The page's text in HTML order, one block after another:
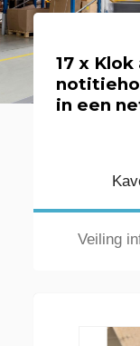
17 x
in een
Veiling